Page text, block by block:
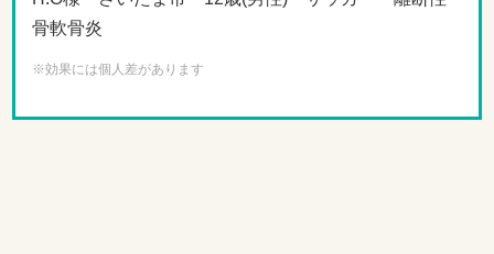
骨軟骨炎
※効果には個人差があります